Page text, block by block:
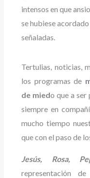
intensos en que
se hubiese
señaladas.
Tertulias, noticias,
los programas de
de miedo que a ser
siempre en
mucho tiempo
que con el paso de
Jesús, Rosa,
representación de